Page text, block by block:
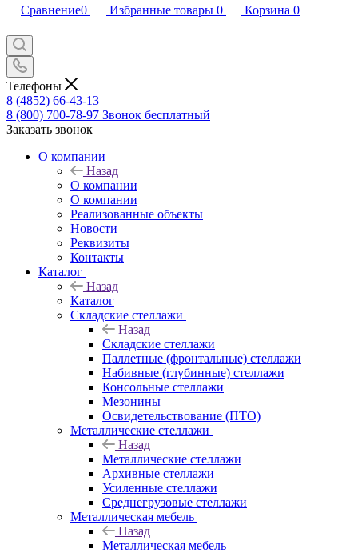
Сравнение0 Избранные товары 0 Корзина 0
Телефоны
8 (4852) 66-43-13
8 (800) 700-78-97 Звонок бесплатный
Заказать звонок
О компании
Назад
О компании
О компании
Реализованные объекты
Новости
Реквизиты
Контакты
Каталог
Назад
Каталог
Складские стеллажи
Назад
Складские стеллажи
Паллетные (фронтальные) стеллажи
Набивные (глубинные) стеллажи
Консольные стеллажи
Мезонины
Освидетельствование (ПТО)
Металлические стеллажи
Назад
Металлические стеллажи
Архивные стеллажи
Усиленные стеллажи
Среднегрузовые стеллажи
Металлическая мебель
Назад
Металлическая мебель